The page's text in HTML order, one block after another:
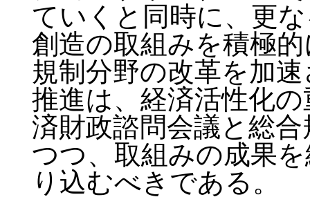
ていくと同時に、更
創造の取組みを積極
規制分野の改革を加
推進は、経済活性化
済財政諮問会議と総
つつ、取組みの成果
り込むべきである。